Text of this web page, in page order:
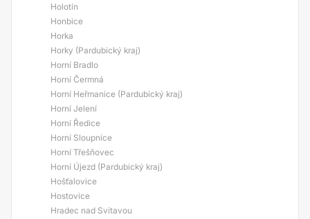
Holotín
Honbice
Horka
Horky (Pardubický kraj)
Horní Bradlo
Horní Čermná
Horní Heřmanice (Pardubický kraj)
Horní Jelení
Horní Ředice
Horní Sloupnice
Horní Třešňovec
Horní Újezd (Pardubický kraj)
Hošťalovice
Hostovice
Hradec nad Svitavou